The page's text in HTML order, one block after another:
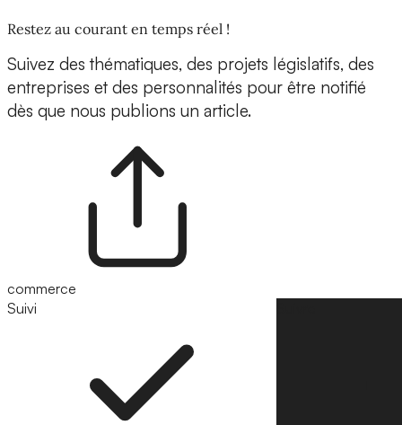
Restez au courant en temps réel !
Suivez des thématiques, des projets législatifs, des
entreprises et des personnalités pour être notifié
dès que nous publions un article.
commerce
Suivi